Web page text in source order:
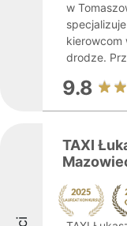
w
kierowcom
drodze.
9.8
TAXI